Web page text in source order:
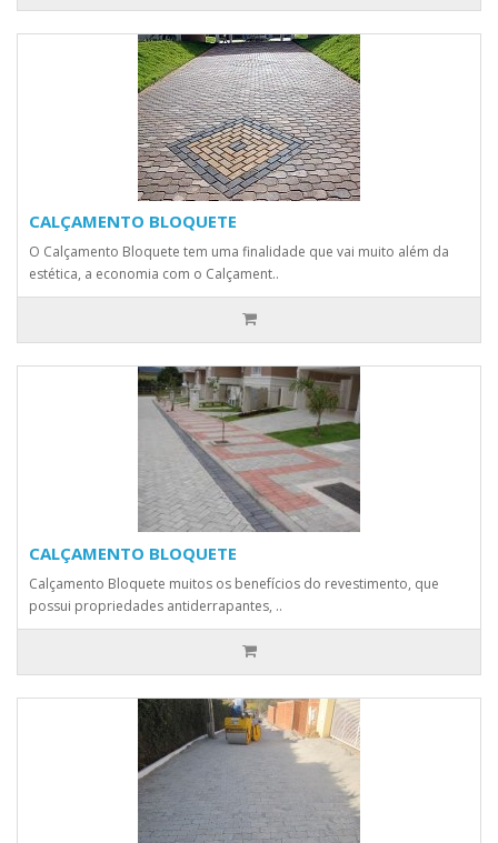
CALÇAMENTO BLOQUETE
O Calçamento Bloquete tem uma finalidade que vai muito além da
estética, a economia com o Calçament..
CALÇAMENTO BLOQUETE
Calçamento Bloquete muitos os benefícios do revestimento, que
possui propriedades antiderrapantes, ..